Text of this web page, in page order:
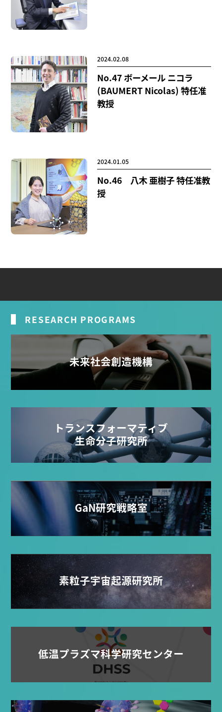
2024.02.08
No.47 ボーメール ニコラ
(BAUMERT Nicolas) 特任准
教授
2024.01.05
No.46 八木 亜樹子 特任准教
授
RESEARCH PROGRAMS
未来社会創造機構
トランスフォーマティブ
生命分子研究所
GaN研究戦略室
素粒子宇宙起源研究所
低温プラズマ科学研究センター